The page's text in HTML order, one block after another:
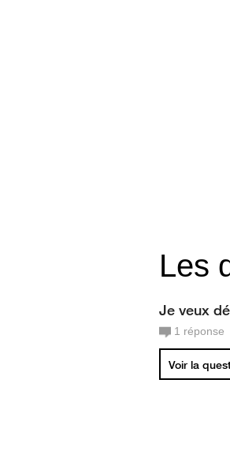
Les
Je veux
1 réponse
Voir la